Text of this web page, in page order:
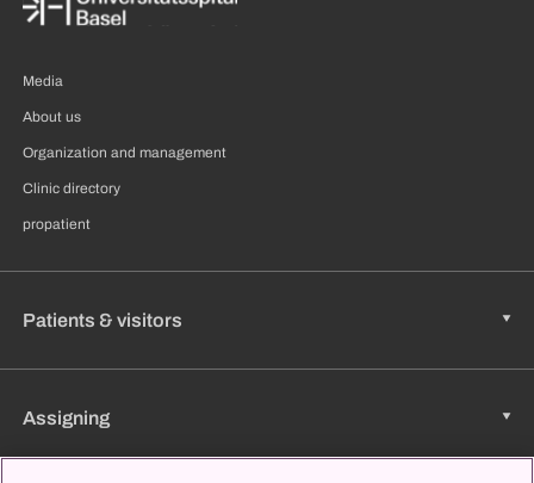
Media
About us
Organization and management
Clinic directory
propatient
Patients & visitors
Assigning